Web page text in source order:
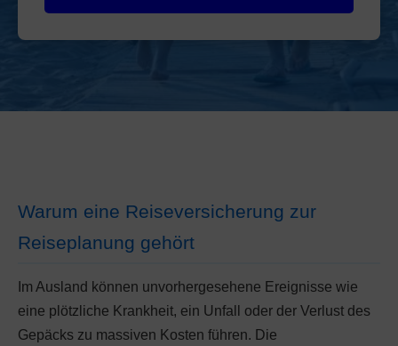
Warum eine Reiseversicherung zur
Reiseplanung gehört
Im Ausland können unvorhergesehene Ereignisse wie
eine plötzliche Krankheit, ein Unfall oder der Verlust des
Gepäcks zu massiven Kosten führen. Die